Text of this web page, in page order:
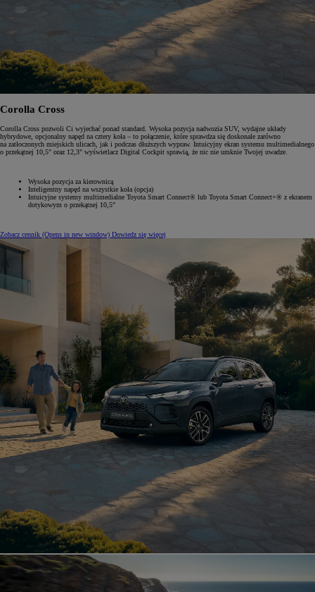
Corolla Cross
Corolla Cross pozwoli Ci wyjechać ponad standard. Wysoka pozycja nadwozia SUV, wydajne układy
hybrydowe, opcjonalny napęd na cztery koła – to połączenie, które sprawdza się doskonale zarówno
na zatłoczonych miejskich ulicach, jak i podczas dłuższych wypraw. Intuicyjny ekran systemu multimedialnego
o przekątnej 10,5" oraz 12,3" wyświetlacz Digital Cockpit sprawią, że nic nie umknie Twojej uwadze.
Wysoka pozycja za kierownicą
Inteligentny napęd na wszystkie koła (opcja)
Intuicyjne systemy multimedialne Toyota Smart Connect® lub Toyota Smart Connect+® z ekranem
dotykowym o przekątnej 10,5"
Zobacz cennik (Opens in new window) Dowiedz się więcej